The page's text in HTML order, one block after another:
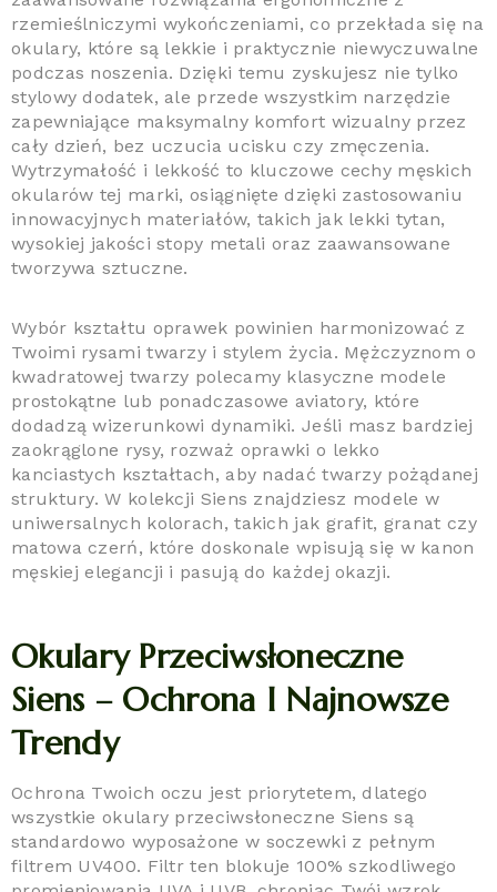
rzemieślniczymi wykończeniami, co przekłada się na
okulary, które są lekkie i praktycznie niewyczuwalne
podczas noszenia. Dzięki temu zyskujesz nie tylko
stylowy dodatek, ale przede wszystkim narzędzie
zapewniające maksymalny komfort wizualny przez
cały dzień, bez uczucia ucisku czy zmęczenia.
Wytrzymałość i lekkość to kluczowe cechy męskich
okularów tej marki, osiągnięte dzięki zastosowaniu
innowacyjnych materiałów, takich jak lekki tytan,
wysokiej jakości stopy metali oraz zaawansowane
tworzywa sztuczne.
Wybór kształtu oprawek powinien harmonizować z
Twoimi rysami twarzy i stylem życia. Mężczyznom o
kwadratowej twarzy polecamy klasyczne modele
prostokątne lub ponadczasowe aviatory, które
dodadzą wizerunkowi dynamiki. Jeśli masz bardziej
zaokrąglone rysy, rozważ oprawki o lekko
kanciastych kształtach, aby nadać twarzy pożądanej
struktury. W kolekcji Siens znajdziesz modele w
uniwersalnych kolorach, takich jak grafit, granat czy
matowa czerń, które doskonale wpisują się w kanon
męskiej elegancji i pasują do każdej okazji.
Okulary Przeciwsłoneczne
Siens – Ochrona I Najnowsze
Trendy
Ochrona Twoich oczu jest priorytetem, dlatego
wszystkie okulary przeciwsłoneczne Siens są
standardowo wyposażone w soczewki z pełnym
filtrem UV400. Filtr ten blokuje 100% szkodliwego